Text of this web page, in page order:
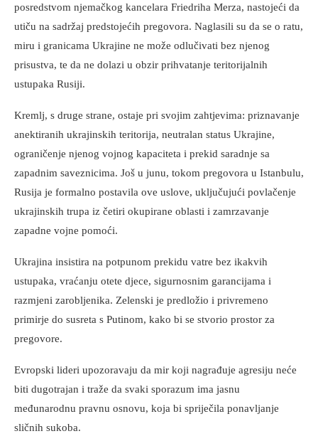
posredstvom njemačkog kancelara Friedriha Merza, nastojeći da
utiču na sadržaj predstojećih pregovora. Naglasili su da se o ratu,
miru i granicama Ukrajine ne može odlučivati bez njenog
prisustva, te da ne dolazi u obzir prihvatanje teritorijalnih
ustupaka Rusiji.
Kremlj, s druge strane, ostaje pri svojim zahtjevima: priznavanje
anektiranih ukrajinskih teritorija, neutralan status Ukrajine,
ograničenje njenog vojnog kapaciteta i prekid saradnje sa
zapadnim saveznicima. Još u junu, tokom pregovora u Istanbulu,
Rusija je formalno postavila ove uslove, uključujući povlačenje
ukrajinskih trupa iz četiri okupirane oblasti i zamrzavanje
zapadne vojne pomoći.
Ukrajina insistira na potpunom prekidu vatre bez ikakvih
ustupaka, vraćanju otete djece, sigurnosnim garancijama i
razmjeni zarobljenika. Zelenski je predložio i privremeno
primirje do susreta s Putinom, kako bi se stvorio prostor za
pregovore.
Evropski lideri upozoravaju da mir koji nagrađuje agresiju neće
biti dugotrajan i traže da svaki sporazum ima jasnu
međunarodnu pravnu osnovu, koja bi spriječila ponavljanje
sličnih sukoba.